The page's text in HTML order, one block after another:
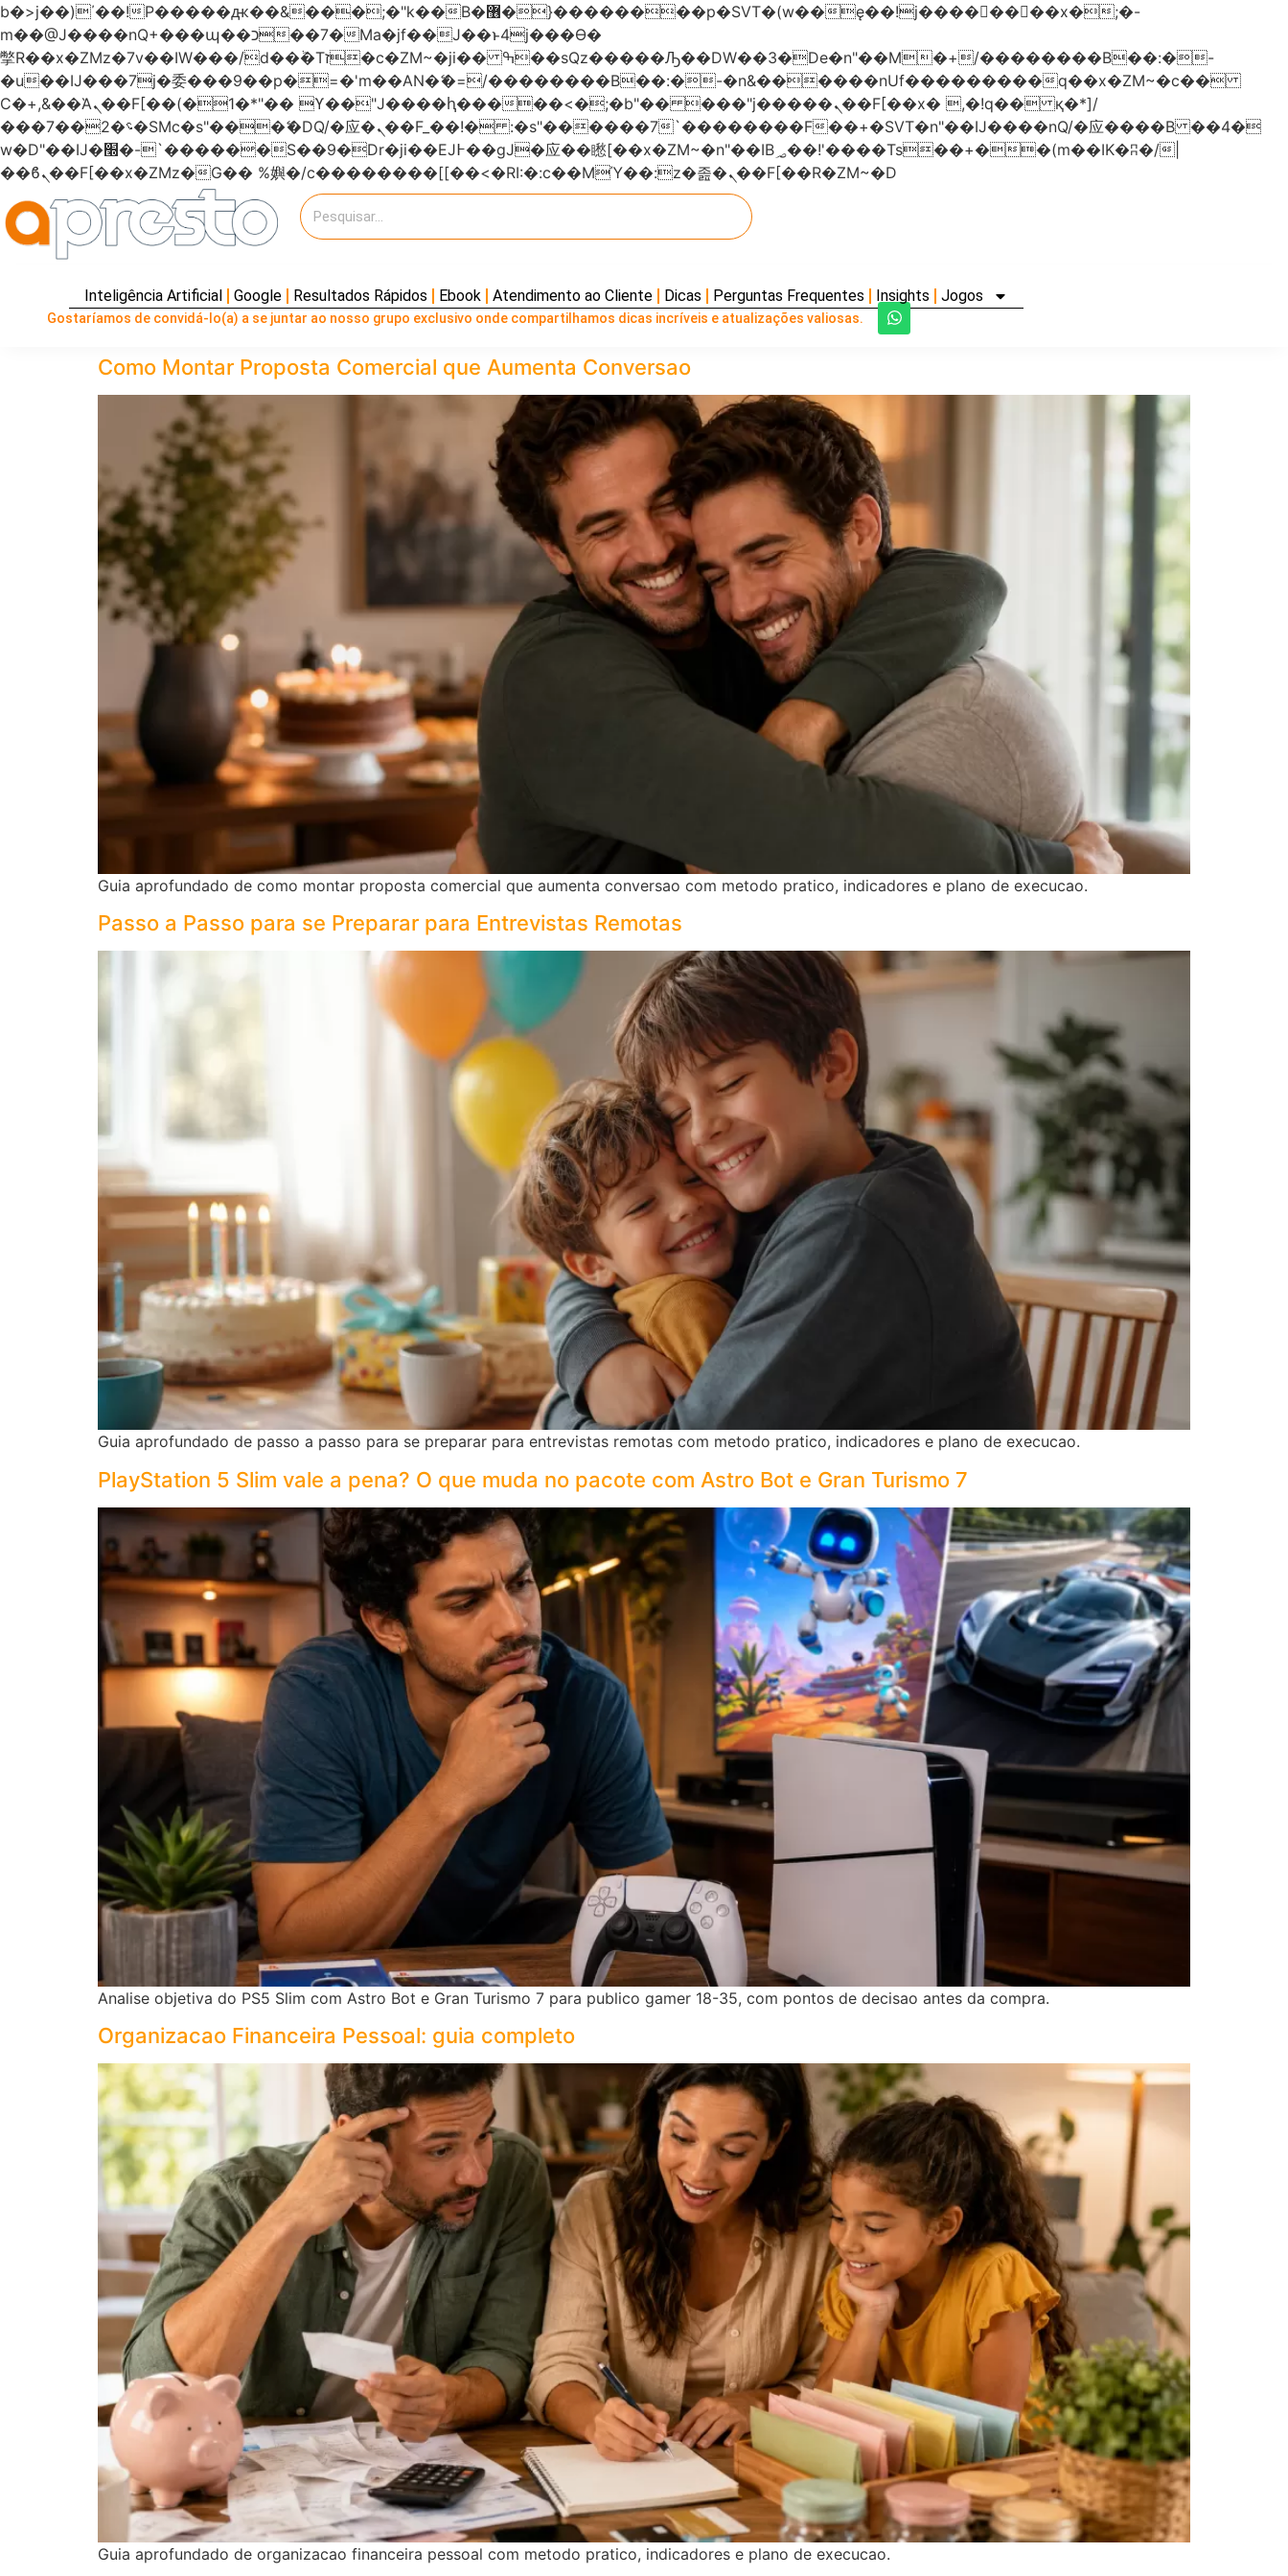
b�>j��)΄��!P�����ԫ��&���;�"k��B�޶�}��������p�SVT�(w��ę��!j��������x�;�-
m��@J����nQ+���պ��כ��7�Ma�jf��J��ͱ4j���Ѳ�
撆R��x�ZMz�7v��IW���/d��ٞ�Тז�c�ZM~�ji�� ߒ��sQz�����Ԡ��DW��3�De�n"��M�+/��������B��:�-
�u��IJ���7j�委���9��p�=�'m��AN�ޭ�=/��������B��:�-�n&������nUf���������q��x�ZM~�c��
Ϲ�+,&��Ὰܢ��F[��(�1�*"�� ϒ��"J����ԧ�����<�;�b"�� ���"j�����ܢ��F[��x� ,�!q�� қ�*]/
���؝�2��7�SMc�s"���ޭ�DQ/�应�ܢ��F_��!� :�s"������7`��������F��+�SVT�n"��IJ����nQ/�应����B ��4�
w�D"��IJ�׭�-`������S��9�Dr�ji��EJ߅��gJ�应��矁[��x�ZM~�n"��IB؃��!'����Тѕ��+��(m��IK�ʭ�/|
��ϐܢ��F[��x�ZMz�G�� %嬩�/c��������[[��<�RI:�:c��MΎ��:z�졾�ܢ��F[��R�ZM~�D
Inteligência Artificial Google Resultados Rápidos Ebook Atendimento ao Cliente Dicas Perguntas Frequentes Insights Jogos
Gostaríamos de convidá-lo(a) a se juntar ao nosso grupo exclusivo onde compartilhamos dicas incríveis e atualizações valiosas.
Como Montar Proposta Comercial que Aumenta Conversao
Guia aprofundado de como montar proposta comercial que aumenta conversao com metodo pratico, indicadores e plano de execucao.
Passo a Passo para se Preparar para Entrevistas Remotas
Guia aprofundado de passo a passo para se preparar para entrevistas remotas com metodo pratico, indicadores e plano de execucao.
PlayStation 5 Slim vale a pena? O que muda no pacote com Astro Bot e Gran Turismo 7
Analise objetiva do PS5 Slim com Astro Bot e Gran Turismo 7 para publico gamer 18-35, com pontos de decisao antes da compra.
Organizacao Financeira Pessoal: guia completo
Guia aprofundado de organizacao financeira pessoal com metodo pratico, indicadores e plano de execucao.